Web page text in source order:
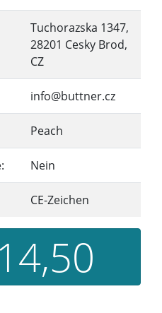
Tuchorazska 1347,
28201 Cesky Brod,
CZ
info@buttner.cz
Peach
Nein
CE-Zeichen